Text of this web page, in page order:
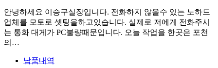
안녕하세요 이승구실장입니다. 전화하지 않을수 있는 노하드
업체를 모토로 셋팅을하고있습니다. 실제로 저에게 전화주시
는 통화 대게가 PC불량때문입니다. 오늘 작업을 한곳은 포천
의…
납품내역